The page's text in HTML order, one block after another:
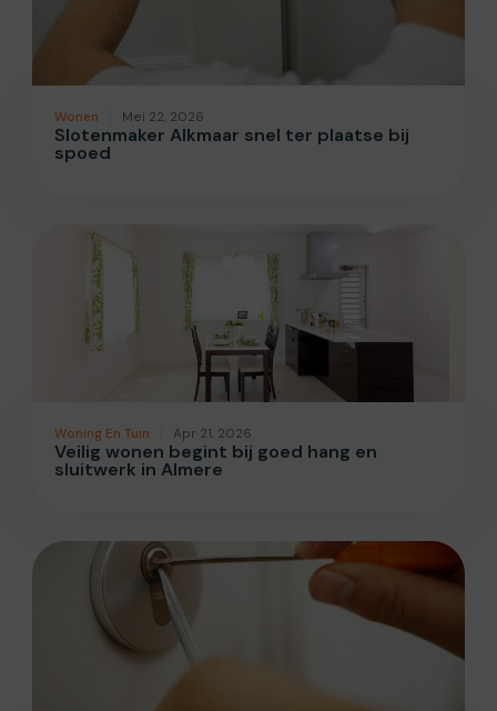
Wonen Mei 22, 2026
Slotenmaker Alkmaar snel ter plaatse bij
spoed
Woning En Tuin Apr 21, 2026
Veilig wonen begint bij goed hang en
sluitwerk in Almere